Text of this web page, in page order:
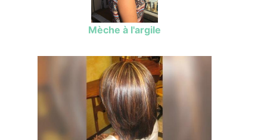
Mèche à l'argile